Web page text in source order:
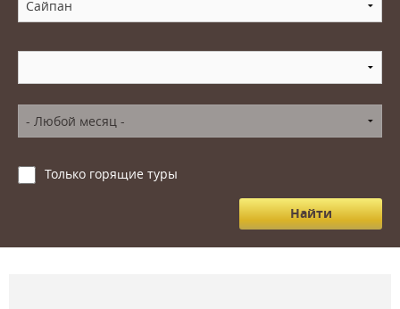
Корпоративное обслуживание
Новости
Контакты
Только горящие туры